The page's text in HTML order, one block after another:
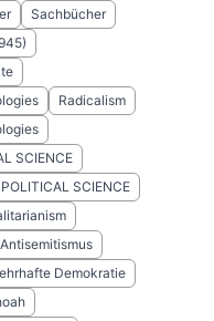
Sachbücher
Radicalism
SCIENCE
POLITICAL SCIENCE
Antisemitismus
Demokratie